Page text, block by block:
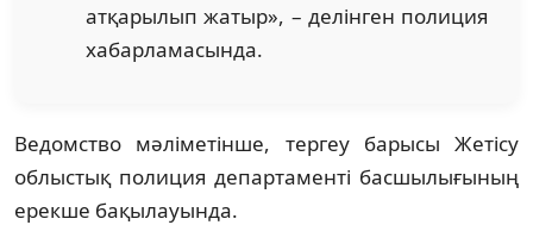
атқарылып жатыр», – делінген полиция
хабарламасында.
Ведомство мәліметінше, тергеу барысы Жетісу
облыстық полиция департаменті басшылығының
ерекше бақылауында.